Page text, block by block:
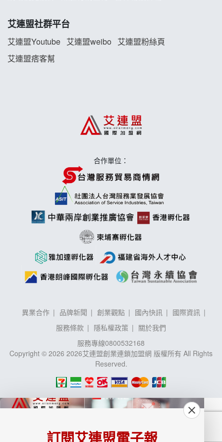
珍好味臭臭鍋加盟說明會
藍象廷泰式火鍋加盟說明會
日十。早午食加盟說明會
莫尼早餐Morni加盟說明會
艾連盟社群平台
艾連盟Youtube 艾連盟weibo
艾連盟粉絲頁
艾連盟痞客幫
合作單位：
異業合作 品牌新聞 創業觀點 國內快訊
國際資訊
服務條款
隱私權政策
關於我們
服務專線0800532168
Copyright © 2026 2026艾連盟創業連鎖加盟網 版權所有 All Rights
Reserved.
訂閱艾連盟電子報